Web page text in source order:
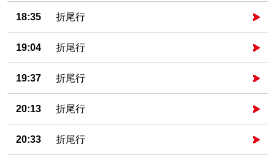
18:35 折尾行
19:04 折尾行
19:37 折尾行
20:13 折尾行
20:33 折尾行